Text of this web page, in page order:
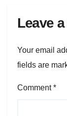
Leave
Your email
fields are
Comment*